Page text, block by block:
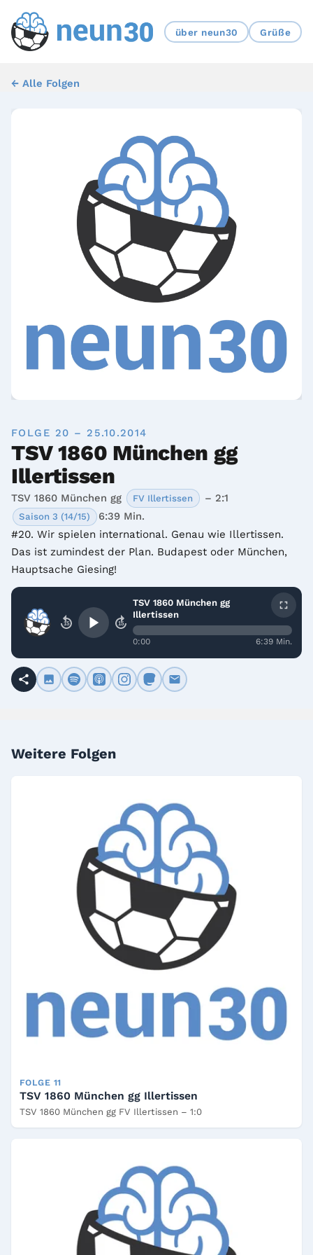
über neun30 Grüße
← Alle Folgen
FOLGE 20 – 25.10.2014
TSV 1860 München gg
Illertissen
TSV 1860 München gg FV Illertissen – 2:1
Saison 3 (14/15)
6:39 Min.
#20. Wir spielen international. Genau wie Illertissen.
Das ist zumindest der Plan. Budapest oder München,
Hauptsache Giesing!
15 15
TSV 1860 München gg
Illertissen
0:00 6:39 Min.
Weitere Folgen
FOLGE 11
TSV 1860 München gg Illertissen
TSV 1860 München gg FV Illertissen – 1:0